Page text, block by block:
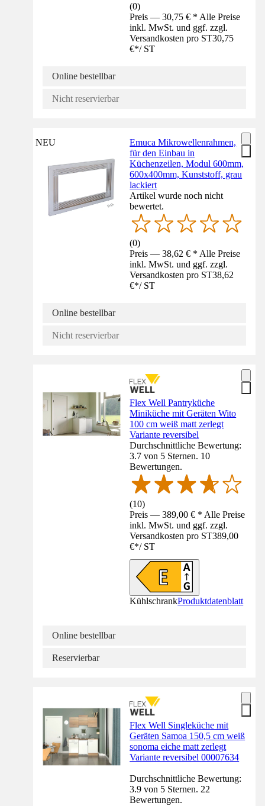
(0)
Preis — 30,75 € * Alle Preise
inkl. MwSt. und ggf. zzgl.
Versandkosten pro ST30,75
€*/ ST
Online bestellbar
Nicht reservierbar
NEU
Emuca Mikrowellenrahmen,
für den Einbau in
Küchenzeilen, Modul 600mm,
600x400mm, Kunststoff, grau
lackiert
Artikel wurde noch nicht
bewertet.
(0)
Preis — 38,62 € * Alle Preise
inkl. MwSt. und ggf. zzgl.
Versandkosten pro ST38,62
€*/ ST
Online bestellbar
Nicht reservierbar
Flex Well Pantryküche
Miniküche mit Geräten Wito
100 cm weiß matt zerlegt
Variante reversibel
Durchschnittliche Bewertung:
3.7 von 5 Sternen. 10
Bewertungen.
(10)
Preis — 389,00 € * Alle Preise
inkl. MwSt. und ggf. zzgl.
Versandkosten pro ST389,00
€*/ ST
KühlschrankProduktdatenblatt
Online bestellbar
Reservierbar
Flex Well Singleküche mit
Geräten Samoa 150,5 cm weiß
sonoma eiche matt zerlegt
Variante reversibel 00007634
Durchschnittliche Bewertung:
3.9 von 5 Sternen. 22
Bewertungen.